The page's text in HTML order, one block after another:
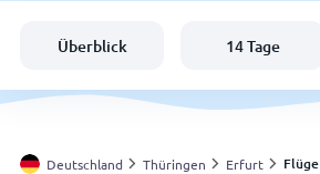
Schweiz
Österreich
Überblick 14 Tage
Deutschland Thüringen Erfurt Flüge